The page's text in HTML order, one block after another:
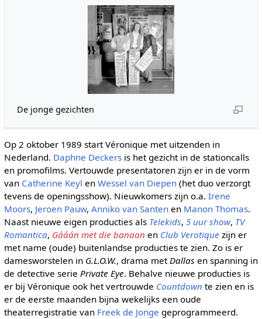
De jonge gezichten
Op 2 oktober 1989 start Véronique met uitzenden in
Nederland. Daphne Deckersis het gezicht in de stationcalls
en promofilms. Vertouwde presentatoren zijn er in de vorm
van Catherine Keyl en Wessel van Diepen(het duo verzorgt
tevens de openingsshow). Nieuwkomers zijn o.a. Irene
Moors, Jeroen Pauw, Anniko van Santenen Manon Thomas.
Naast nieuwe eigen producties als Telekids, 5 uur show, TV
Romantica, Gááán met die banaan en Club Verotique zijn er
met name (oude) buitenlandse producties te zien. Zo is er
damesworstelen in G.L.O.W., drama metDallas en spanning in
de detective serie Private Eye. Behalve nieuwe producties is
er bij Véronique ook het vertrouwde Countdown te zien en is
er de eerste maanden bijna wekelijks een oude
theaterregistratie van Freek de Jonge geprogrammeerd.